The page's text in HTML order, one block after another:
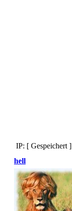
IP: [ Gespeichert ]
hell